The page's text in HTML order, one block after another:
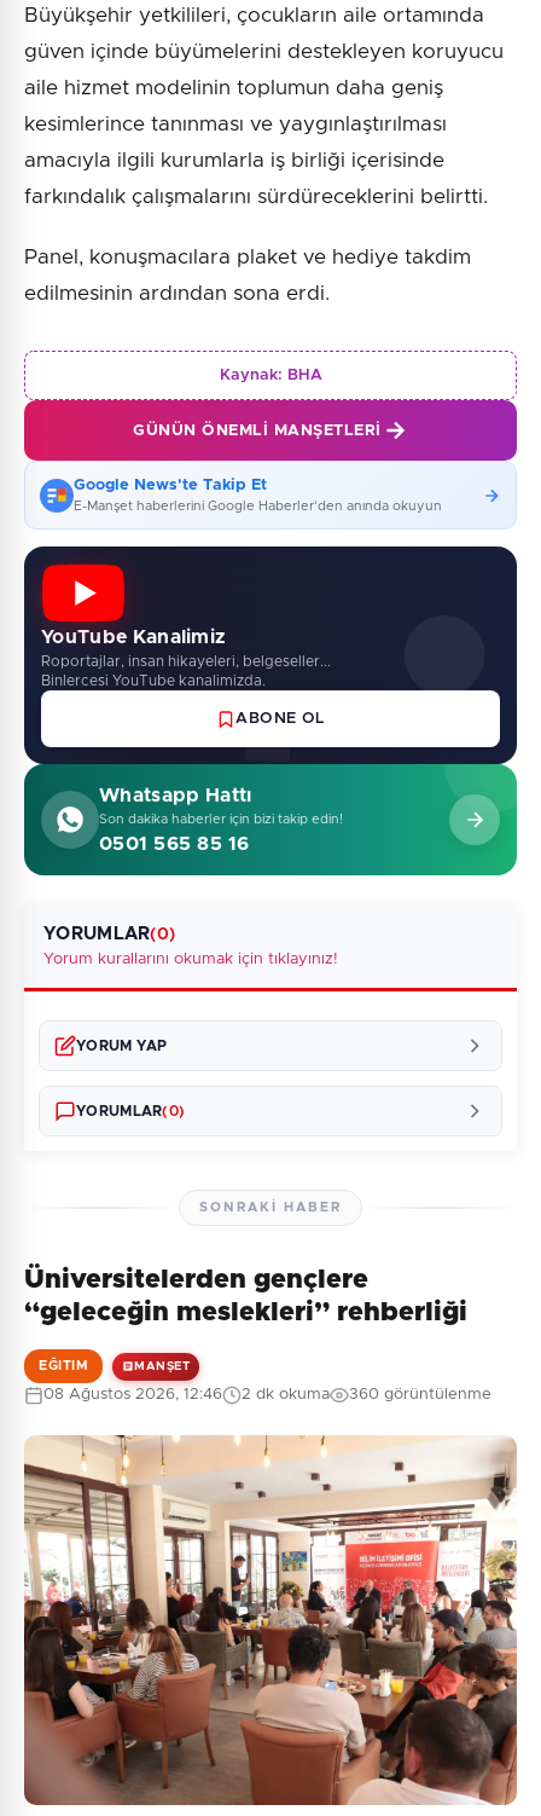
Büyükşehir yetkilileri, çocukların aile ortamında
güven içinde büyümelerini destekleyen koruyucu
aile hizmet modelinin toplumun daha geniş
kesimlerince tanınması ve yaygınlaştırılması
amacıyla ilgili kurumlarla iş birliği içerisinde
farkındalık çalışmalarını sürdüreceklerini belirtti.
Panel, konuşmacılara plaket ve hediye takdim
edilmesinin ardından sona erdi.
Kaynak: BHA
GÜNÜN ÖNEMLI MANŞETLERI
Google News'te Takip Et
E-Manşet haberlerini Google Haberler'den anında okuyun
YouTube Kanalimiz
Roportajlar, insan hikayeleri, belgeseller...
Binlercesi YouTube kanalimizda.
ABONE OL
Whatsapp Hattı
Son dakika haberler için bizi takip edin!
0501 565 85 16
YORUMLAR(0)
Yorum kurallarını okumak için tıklayınız!
YORUM YAP
Güvenlik Sorusu:
10 + 3 = ?
Gönder
YORUMLAR(0)
Henüz yorum yapılmamış. İlk yorumu siz yapın!
SONRAKI HABER
Üniversitelerden gençlere
“geleceğin meslekleri” rehberliği
EĞITIM MANŞET
08 Ağustos 2026, 12:46 2 dk okuma 360 görüntülenme